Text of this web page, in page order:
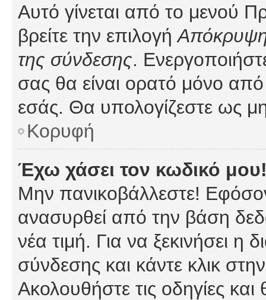
Αυτό γίνεται από το μενού
βρείτε την επιλογήΑπόκρυψη
της σύνδεσης.
σας θα είναι ορατό μόνο από
εσάς. Θα υπολογίζεστε ως
Κορυφή
Έχω χάσει τον κωδικό
Μην πανικοβάλλεστε!
ανασυρθεί από την βάση
νέα τιμή. Για να ξεκινήσει η
σύνδεσης και κάντε κλικ
Ακολουθήστε τις οδηγίες